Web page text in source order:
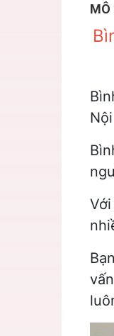
MÔ
Nội